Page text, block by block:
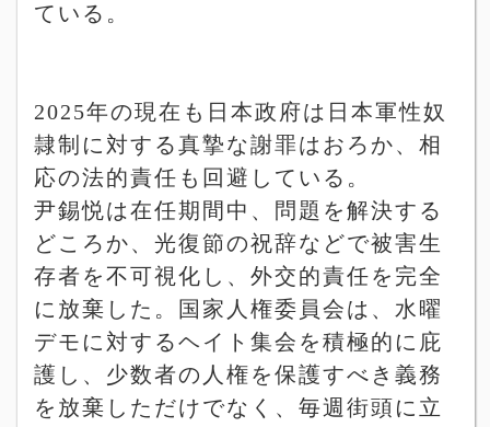
ている。
2025年の現在も日本政府は日本軍性奴
隷制に対する真摯な謝罪はおろか、相
応の法的責任も回避している。
尹錫悦は在任期間中、問題を解決する
どころか、光復節の祝辞などで被害生
存者を不可視化し、外交的責任を完全
に放棄した。国家人権委員会は、水曜
デモに対するヘイト集会を積極的に庇
護し、少数者の人権を保護すべき義務
を放棄しただけでなく、毎週街頭に立